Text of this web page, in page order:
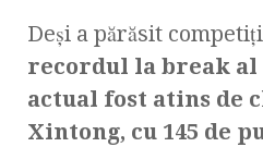
Deşi a părăsit
recordul la break
actual fost atins de
Xintong, cu 145 de